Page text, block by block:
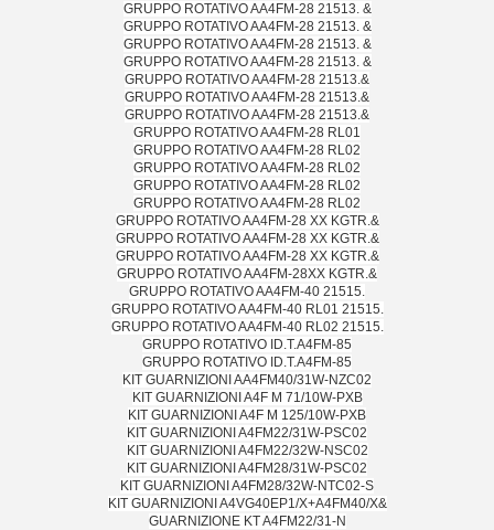
GRUPPO ROTATIVO AA4FM-28 21513. &
GRUPPO ROTATIVO AA4FM-28 21513. &
GRUPPO ROTATIVO AA4FM-28 21513. &
GRUPPO ROTATIVO AA4FM-28 21513. &
GRUPPO ROTATIVO AA4FM-28 21513.&
GRUPPO ROTATIVO AA4FM-28 21513.&
GRUPPO ROTATIVO AA4FM-28 21513.&
GRUPPO ROTATIVO AA4FM-28 RL01
GRUPPO ROTATIVO AA4FM-28 RL02
GRUPPO ROTATIVO AA4FM-28 RL02
GRUPPO ROTATIVO AA4FM-28 RL02
GRUPPO ROTATIVO AA4FM-28 RL02
GRUPPO ROTATIVO AA4FM-28 XX KGTR.&
GRUPPO ROTATIVO AA4FM-28 XX KGTR.&
GRUPPO ROTATIVO AA4FM-28 XX KGTR.&
GRUPPO ROTATIVO AA4FM-28XX KGTR.&
GRUPPO ROTATIVO AA4FM-40 21515.
GRUPPO ROTATIVO AA4FM-40 RL01 21515.
GRUPPO ROTATIVO AA4FM-40 RL02 21515.
GRUPPO ROTATIVO ID.T.A4FM-85
GRUPPO ROTATIVO ID.T.A4FM-85
KIT GUARNIZIONI AA4FM40/31W-NZC02
KIT GUARNIZIONI A4F M 71/10W-PXB
KIT GUARNIZIONI A4F M 125/10W-PXB
KIT GUARNIZIONI A4FM22/31W-PSC02
KIT GUARNIZIONI A4FM22/32W-NSC02
KIT GUARNIZIONI A4FM28/31W-PSC02
KIT GUARNIZIONI A4FM28/32W-NTC02-S
KIT GUARNIZIONI A4VG40EP1/X+A4FM40/X&
GUARNIZIONE KT A4FM22/31-N